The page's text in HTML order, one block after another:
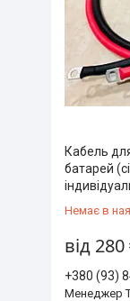
Кабель
батарей
Немає в
від 280
+380 (93)
Менеджер